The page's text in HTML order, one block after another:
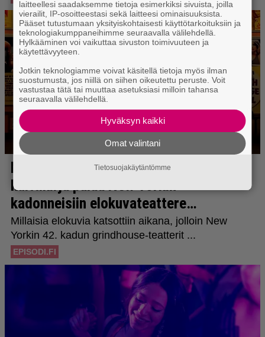
laitteellesi saadaksemme tietoja esimerkiksi sivuista, joilla
vierailit, IP-osoitteestasi sekä laitteesi ominaisuuksista.
Pääset tutustumaan yksityiskohtaisesti käyttötarkoituksiin ja
teknologiakumppaneihimme seuraavalla välilehdellä.
Hylkääminen voi vaikuttaa sivuston toimivuuteen ja
käytettävyyteen.
Jotkin teknologiamme voivat käsitellä tietoja myös ilman
suostumusta, jos niillä on siihen oikeutettu peruste. Voit
vastustaa tätä tai muuttaa asetuksiasi milloin tahansa
seuraavalla välilehdellä.
Hyväksyn kaikki
Omat valintani
Tietosuojakäytäntömme